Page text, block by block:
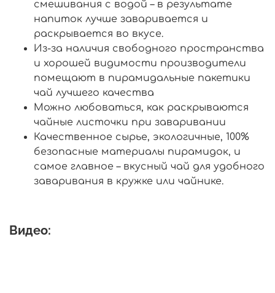
смешивания с водой – в результате
напиток лучше заваривается и
раскрывается во вкусе.
Из-за наличия свободного пространства
и хорошей видимости производители
помещают в пирамидальные пакетики
чай лучшего качества
Можно любоваться, как раскрываются
чайные листочки при заваривании
Качественное сырье, экологичные, 100%
безопасные материалы пирамидок, и
самое главное – вкусный чай для удобного
заваривания в кружке или чайнике.
Видео: